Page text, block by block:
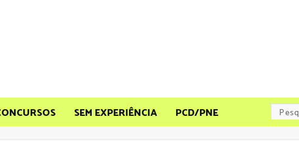
SEM EXPERIÊNCIA PCD/PNE